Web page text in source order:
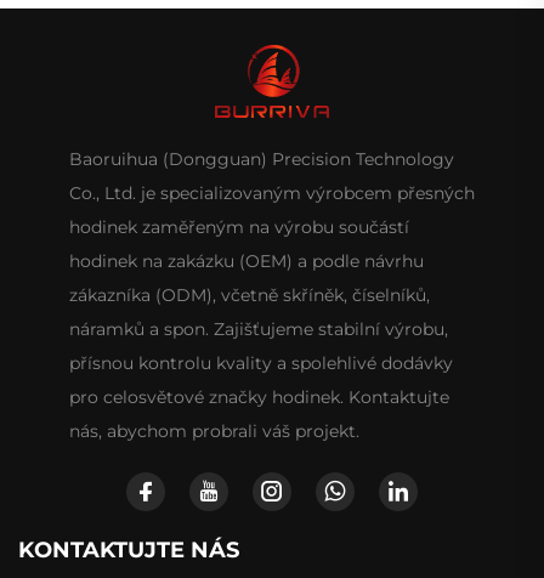
Baoruihua (Dongguan) Precision Technology
Co., Ltd. je specializovaným výrobcem přesných
hodinek zaměřeným na výrobu součástí
hodinek na zakázku (OEM) a podle návrhu
zákazníka (ODM), včetně skříněk, číselníků,
náramků a spon. Zajišťujeme stabilní výrobu,
přísnou kontrolu kvality a spolehlivé dodávky
pro celosvětové značky hodinek. Kontaktujte
nás, abychom probrali váš projekt.
KONTAKTUJTE NÁS